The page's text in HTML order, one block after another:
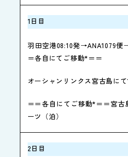
1日目
羽田空港08:10発→ANA1079便
＝各自にてご移動*＝＝
オーシャンリンクス宮古島にて
＝＝各自にてご移動*＝＝宮古
ーツ（泊）
2日目